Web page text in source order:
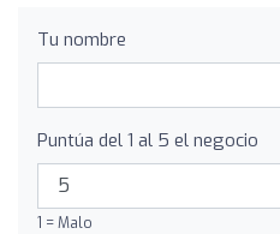
Tu nombre
Puntúa del 1 al 5 el negocio
1 = Malo